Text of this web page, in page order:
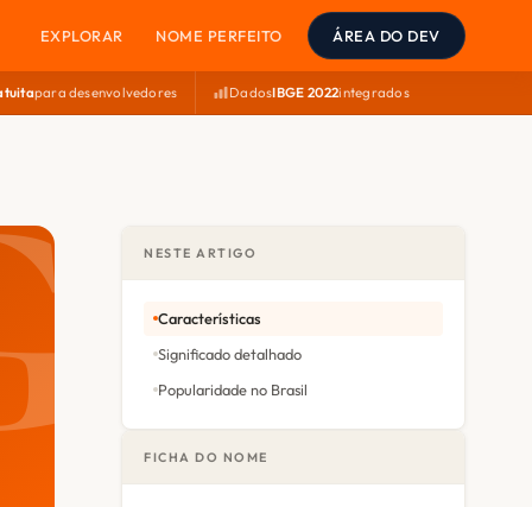
EXPLORAR NOME PERFEITO ÁREA DO DEV
para desenvolvedores DadosIBGE 2022integrados
NESTE ARTIGO
Características
Significado detalhado
Popularidade no Brasil
FICHA DO NOME